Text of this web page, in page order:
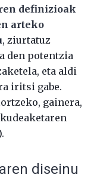
definizioak
arteko
, ziurtatuz
den potentzia
eta aldi
iritsi gabe.
gainera,
diseinu